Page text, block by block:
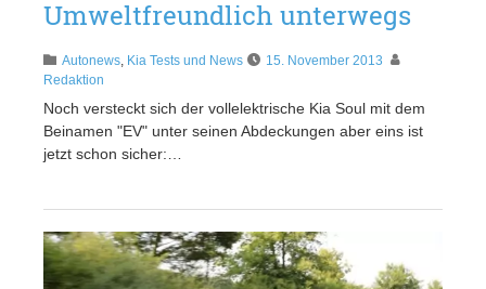
Umweltfreundlich unterwegs
Autonews, Kia Tests und News
15. November 2013
Redaktion
Noch versteckt sich der vollelektrische Kia Soul mit dem
Beinamen "EV" unter seinen Abdeckungen aber eins ist
jetzt schon sicher:…